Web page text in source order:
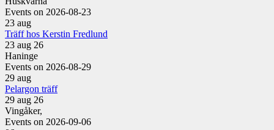
Events on 2026-08-23
23 aug
Träff hos Kerstin Fredlund
23 aug 26
Haninge
Events on 2026-08-29
29 aug
Pelargon träff
29 aug 26
Vingåker,
Events on 2026-09-06